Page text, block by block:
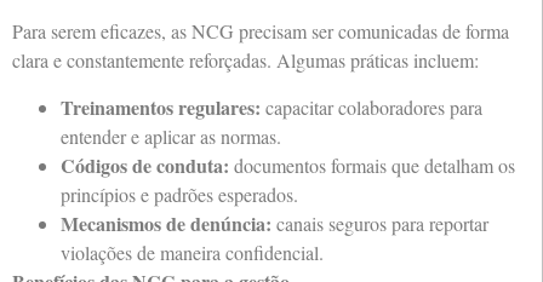
Para serem eficazes, as NCG precisam ser comunicadas de forma
clara e constantemente reforçadas. Algumas práticas incluem:
Treinamentos regulares: capacitar colaboradores para
entender e aplicar as normas.
Códigos de conduta: documentos formais que detalham os
princípios e padrões esperados.
Mecanismos de denúncia: canais seguros para reportar
violações de maneira confidencial.